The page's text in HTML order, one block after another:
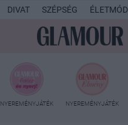
DIVAT SZÉPSÉG ÉLETMÓD
NYEREMÉNYJÁTÉK NYEREMÉNYJÁTÉK